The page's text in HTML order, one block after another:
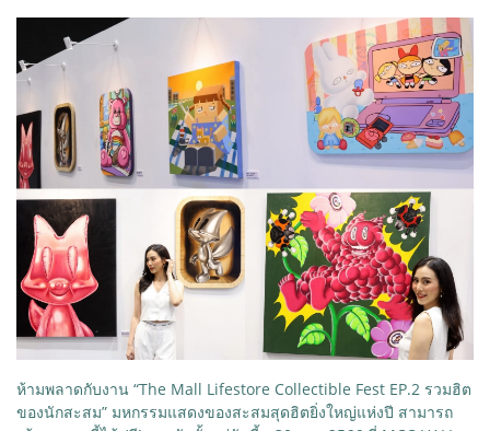
ห้ามพลาดกับงาน “The Mall Lifestore Collectible Fest EP.2 รวมฮิต
ของนักสะสม” มหกรรมแสดงของสะสมสุดฮิตยิ่งใหญ่แห่งปี สามารถ